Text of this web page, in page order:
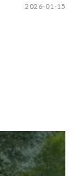
2026-01-15